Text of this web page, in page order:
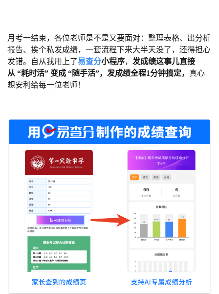
月考一结束，各位老师是不是又要面对：整理表格、出分析
报告、挨个私发成绩，一套流程下来大半天没了，还得担心
发错。自从我用上了易查分小程序， 发成绩这事儿直接
从 “耗时活” 变成 “随手活”，发成绩全程1分钟搞定， 真心
想安利给每一位老师！